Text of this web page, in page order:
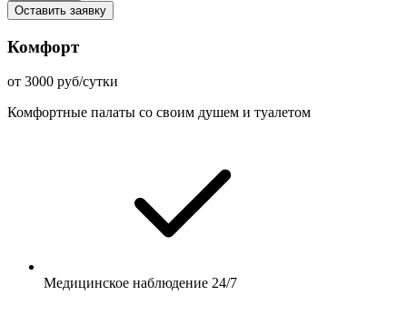
Оставить заявку
Комфорт
от 3000 руб/сутки
Комфортные палаты со своим душем и туалетом
Медицинское наблюдение 24/7